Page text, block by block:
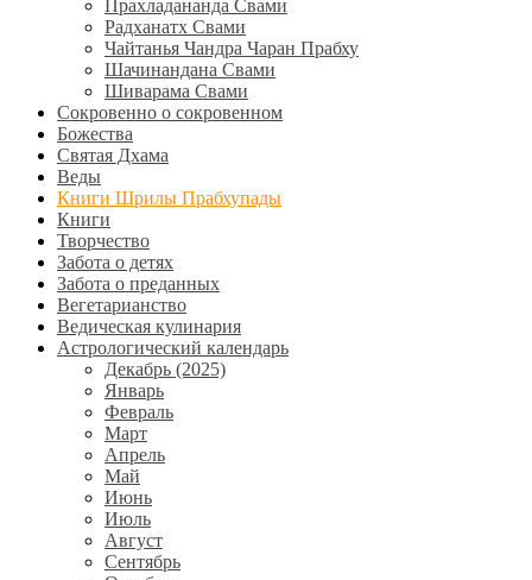
Прахладананда Свами
Радханатх Свами
Чайтанья Чандра Чаран Прабху
Шачинандана Свами
Шиварама Свами
Сокровенно о сокровенном
Божества
Святая Дхама
Веды
Книги Шрилы Прабхупады
Книги
Творчество
Забота о детях
Забота о преданных
Вегетарианство
Ведическая кулинария
Астрологический календарь
Декабрь (2025)
Январь
Февраль
Март
Апрель
Май
Июнь
Июль
Август
Сентябрь